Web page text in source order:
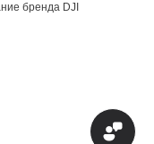
бренда DJI